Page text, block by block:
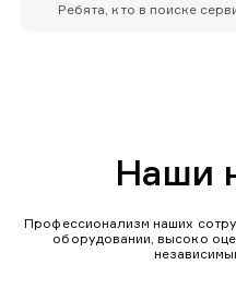
Ребята, кто в поиске
Наши
Профессионализм наших
оборудовании, высоко